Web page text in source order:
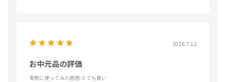
2026.7.12
お中元品の評価
実際に使ってみた感想:とても良い